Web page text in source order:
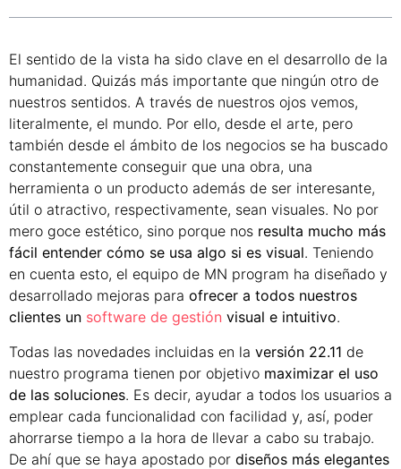
El sentido de la vista ha sido clave en el desarrollo de la
humanidad. Quizás más importante que ningún otro de
nuestros sentidos. A través de nuestros ojos vemos,
literalmente, el mundo. Por ello, desde el arte, pero
también desde el ámbito de los negocios se ha buscado
constantemente conseguir que una obra, una
herramienta o un producto además de ser interesante,
útil o atractivo, respectivamente, sean visuales. No por
mero goce estético, sino porque nos resulta mucho más
fácil entender cómo se usa algo si es visual. Teniendo
en cuenta esto, el equipo de MN program ha diseñado y
desarrollado mejoras para ofrecer a todos nuestros
clientes un software de gestión visual e intuitivo.
Todas las novedades incluidas en la versión 22.11 de
nuestro programa tienen por objetivo maximizar el uso
de las soluciones. Es decir, ayudar a todos los usuarios a
emplear cada funcionalidad con facilidad y, así, poder
ahorrarse tiempo a la hora de llevar a cabo su trabajo.
De ahí que se haya apostado por diseños más elegantes